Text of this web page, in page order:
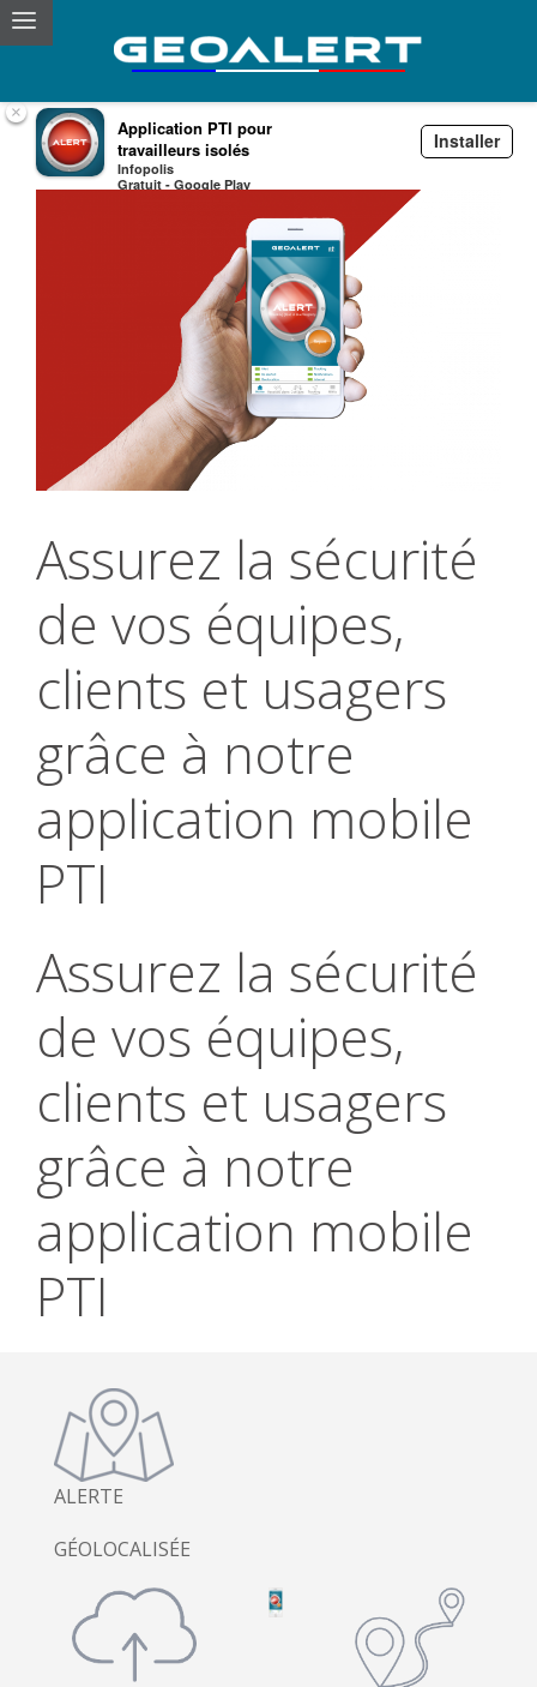
×
Application PTI pour
travailleurs isolés
Infopolis
Gratuit - Google Play
Installer
Assurez la sécurité
de vos équipes,
clients et usagers
grâce à notre
application mobile
PTI
Assurez la sécurité
de vos équipes,
clients et usagers
grâce à notre
application mobile
PTI
ALERTE
GÉOLOCALISÉE